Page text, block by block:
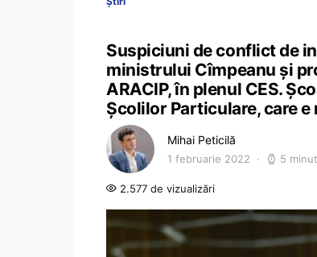
Suspiciuni de conflict de
ministrului Cîmpeanu și
ARACIP, în plenul CES.
Școlilor Particulare, care
Mihai Peticilă
1 februarie 2022 5
2.577 de vizualizări